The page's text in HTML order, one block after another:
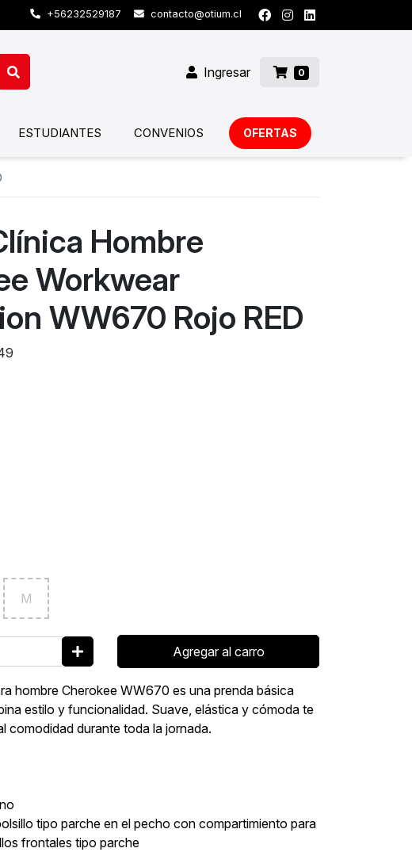
+56232529187 contacto@otium.cl
Ingresar 0
ESTUDIANTES CONVENIOS OFERTAS
Hombre
Workwear
WW670 Rojo RED
M
Agregar al carro
hombre Cherokee WW670 es una prenda básica
estilo y funcionalidad. Suave, elástica y cómoda te
comodidad durante toda la jornada.
tipo parche en el pecho con compartimiento para
frontales tipo parche